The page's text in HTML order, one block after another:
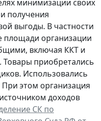
минимизации своих
получения
выгоды. В частности
площади организации
включая ККТ и
приобретались
Использовались
этом организация
доходов
СК по